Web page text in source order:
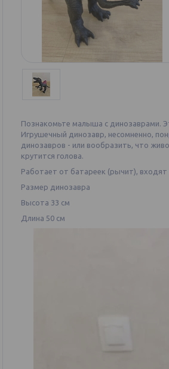
Познакомьте малыша с динозаврами.
Игрушечный динозавр, несомненно,
динозавров - или вообразить, что
крутится голова.
Работает от батареек (рычит), входят
Размер динозавра
Высота 33 см
Длина 50 см